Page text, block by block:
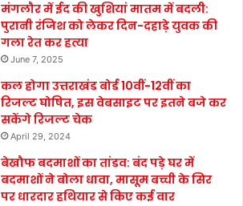
मंगलौर में ईद की खुशियां मातम में बदली:
पुरानी रंजिश को लेकर दिन-दहाड़े युवक की
गला रेत कर हत्या
June 7, 2025
कल होगा उत्तराखंड बोर्ड 10वीं-12वीं का
रिजल्ट घोषित, इस वेबसाइट पर इतने बजे कर
सकेंगे रिजल्ट चेक
April 29, 2024
बेखौफ बदमाशों का तांडव: बंद पड़े घर में
बदमाशों ने बोला धावा, मासूम बच्ची के सिर
पर धारदार हथियार से किए कई वार